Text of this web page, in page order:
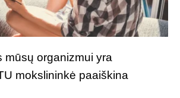
mūsų organizmui yra
mokslininkė paaiškina